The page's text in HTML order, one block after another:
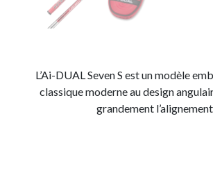
L’Ai-DUAL Seven S est un modèle
classique moderne au design
grandement